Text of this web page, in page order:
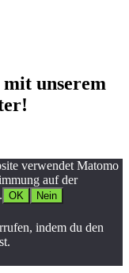
unserem
!
verwendet Matomo
auf der
OK
Nein
indem du den